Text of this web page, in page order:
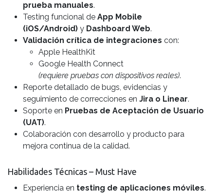
prueba manuales.
Testing funcional de App Mobile
(iOS/Android) y Dashboard Web.
Validación crítica de integraciones con:
Apple HealthKit
Google Health Connect
(requiere pruebas con dispositivos reales).
Reporte detallado de bugs, evidencias y
seguimiento de correcciones en Jira o Linear.
Soporte en Pruebas de Aceptación de Usuario
(UAT).
Colaboración con desarrollo y producto para
mejora continua de la calidad.
Habilidades Técnicas – Must Have
Experiencia en testing de aplicaciones móviles.